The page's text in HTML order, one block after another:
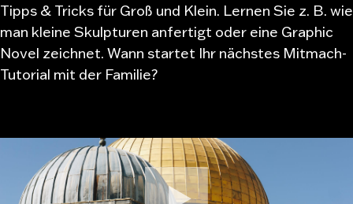
Tipps & Tricks für Groß und Klein. Lernen Sie z. B. wie
man kleine Skulpturen anfertigt oder eine Graphic
Novel zeichnet. Wann startet Ihr nächstes Mitmach-
Tutorial mit der Familie?